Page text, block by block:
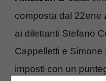
composta dal 22ene
ai dilettanti Stefano
Cappelletti e
imposti con un